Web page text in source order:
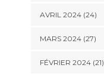
AVRIL 2024 (24)
MARS 2024 (27)
FÉVRIER 2024 (21)